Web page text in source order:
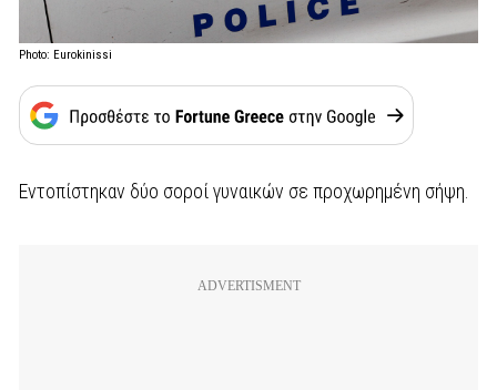
Photo: Eurokinissi
Εντοπίστηκαν δύο σοροί γυναικών σε προχωρημένη σήψη.